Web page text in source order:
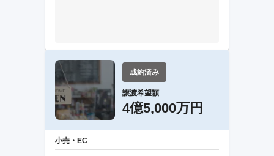
成約済み
譲渡希望額
4億5,000万円
小売・EC